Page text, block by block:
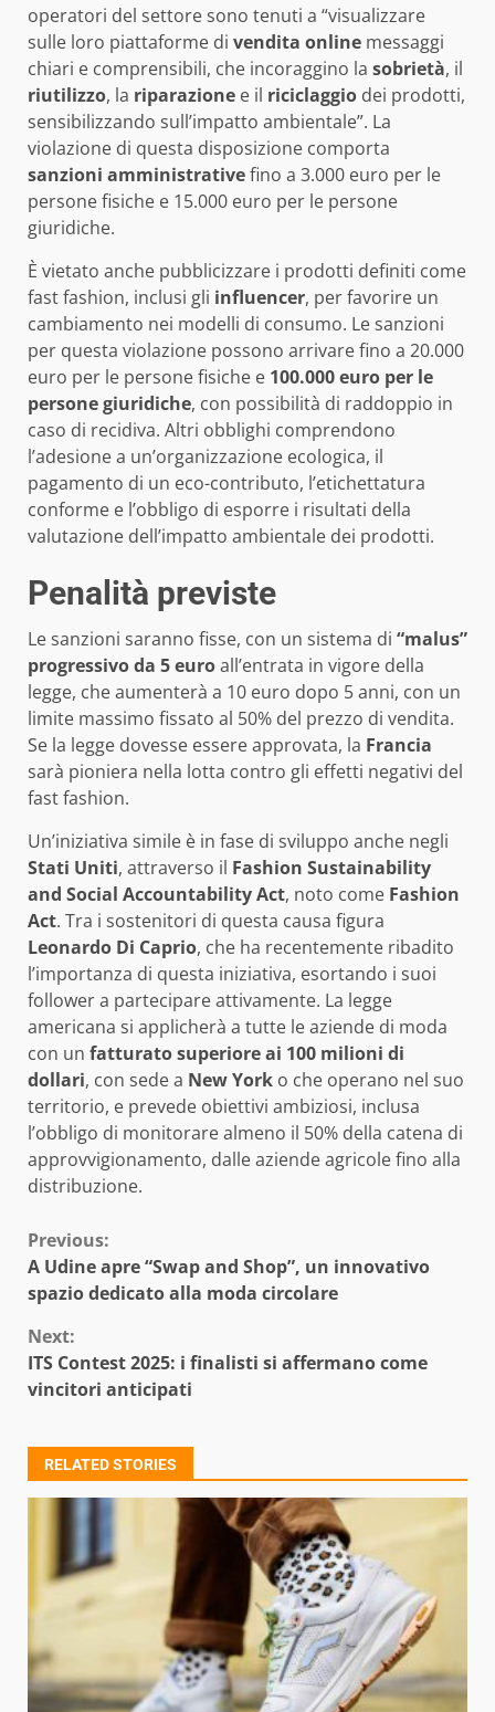
operatori del settore sono tenuti a “visualizzare
sulle loro piattaforme di vendita online messaggi
chiari e comprensibili, che incoraggino la sobrietà, il
riutilizzo, la riparazione e il riciclaggio dei prodotti,
sensibilizzando sull’impatto ambientale”. La
violazione di questa disposizione comporta
sanzioni amministrativefino a 3.000 euro per le
persone fisiche e 15.000 euro per le persone
giuridiche.
È vietato anche pubblicizzare i prodotti definiti come
fast fashion, inclusi gli influencer, per favorire un
cambiamento nei modelli di consumo. Le sanzioni
per questa violazione possono arrivare fino a 20.000
euro per le persone fisiche e 100.000 euro per le
persone giuridiche, con possibilità di raddoppio in
caso di recidiva. Altri obblighi comprendono
l’adesione a un’organizzazione ecologica, il
pagamento di un eco-contributo, l’etichettatura
conforme e l’obbligo di esporre i risultati della
valutazione dell’impatto ambientale dei prodotti.
Penalità previste
Le sanzioni saranno fisse, con un sistema di “malus”
progressivo da 5 euroall’entrata in vigore della
legge, che aumenterà a 10 euro dopo 5 anni, con un
limite massimo fissato al 50% del prezzo di vendita.
Se la legge dovesse essere approvata, la Francia
sarà pioniera nella lotta contro gli effetti negativi del
fast fashion.
Un’iniziativa simile è in fase di sviluppo anche negli
Stati Uniti, attraverso il Fashion Sustainability
and Social Accountability Act, noto come Fashion
Act. Tra i sostenitori di questa causa figura
Leonardo Di Caprio, che ha recentemente ribadito
l’importanza di questa iniziativa, esortando i suoi
follower a partecipare attivamente. La legge
americana si applicherà a tutte le aziende di moda
con un fatturato superiore ai 100 milioni di
dollari, con sede a New York o che operano nel suo
territorio, e prevede obiettivi ambiziosi, inclusa
l’obbligo di monitorare almeno il 50% della catena di
approvvigionamento, dalle aziende agricole fino alla
distribuzione.
Continue
Reading
Previous:
A Udine apre “Swap and Shop”, un innovativo
spazio dedicato alla moda circolare
Next:
ITS Contest 2025: i finalisti si affermano come
vincitori anticipati
RELATED STORIES